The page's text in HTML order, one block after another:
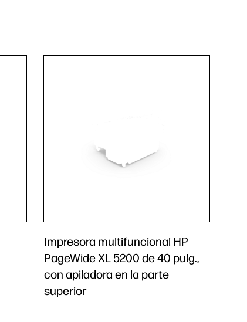
Impresora multifuncional HP
PageWide XL 5200 de 40 pulg.,
con apiladora en la parte
superior